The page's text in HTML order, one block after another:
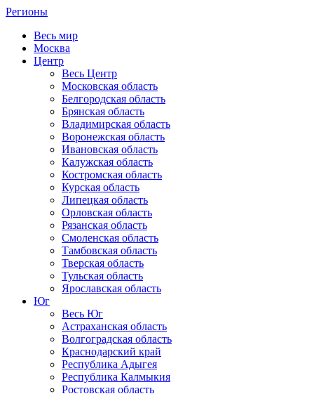
Регионы
Весь мир
Москва
Центр
Весь Центр
Московская область
Белгородская область
Брянская область
Владимирская область
Воронежская область
Ивановская область
Калужская область
Костромская область
Курская область
Липецкая область
Орловская область
Рязанская область
Смоленская область
Тамбовская область
Тверская область
Тульская область
Ярославская область
Юг
Весь Юг
Астраханская область
Волгоградская область
Краснодарский край
Республика Адыгея
Республика Калмыкия
Ростовская область